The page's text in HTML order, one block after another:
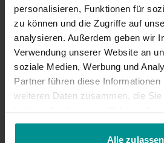
personalisieren, Funktionen für
zu können und die Zugriffe auf
analysieren. Außerdem geben wir
Verwendung unserer Website an
soziale Medien, Werbung und
Partner führen diese
weiteren Daten zusammen, die
gesammelt haben.
Alle zulassen
0
Mehr laden
Ähnliche Videos